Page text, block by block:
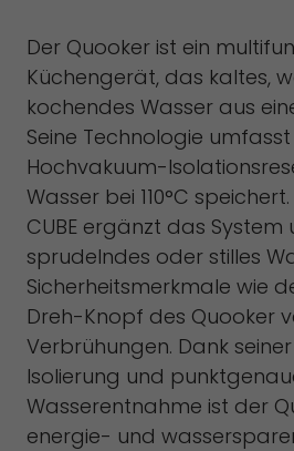
Der Quooker ist ein
Küchengerät, das kaltes,
kochendes Wasser aus
Seine Technologie umfasst
Hochvakuum-
Wasser bei 110°C
CUBE ergänzt das System
sprudelndes oder stilles
Sicherheitsmerkmale wie
Dreh-Knopf des Quooker
Verbrühungen. Dank
Isolierung und
Wasserentnahme ist der
energie- und